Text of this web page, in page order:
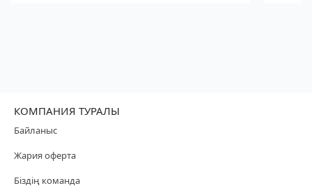
КОМПАНИЯ ТУРАЛЫ
Байланыс
Жария оферта
Біздің команда